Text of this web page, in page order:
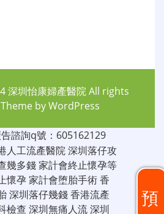
預
深圳怡康婦產醫院All rights
byWordPress
諮詢q號：605162129
人工流產醫院深圳落仔攻
幾多錢家計會終止懷孕等
懷孕家計會堕胎手術香
深圳落仔幾錢香港流產
檢查 深圳無痛人流深圳